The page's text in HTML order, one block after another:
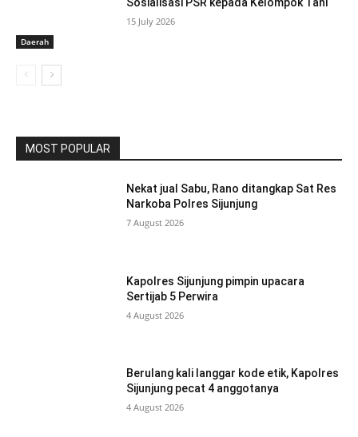
Daerah
Sosialisasi PSR kepada Kelompok Tani
15 July 2026
MOST POPULAR
Nekat jual Sabu, Rano ditangkap Sat Res
Narkoba Polres Sijunjung
7 August 2026
Kapolres Sijunjung pimpin upacara
Sertijab 5 Perwira
4 August 2026
Berulang kali langgar kode etik, Kapolres
Sijunjung pecat 4 anggotanya
4 August 2026